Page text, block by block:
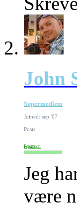
John
Supermedlem
Joined: sep '07
Posts:
Reputation:
Jeg
være